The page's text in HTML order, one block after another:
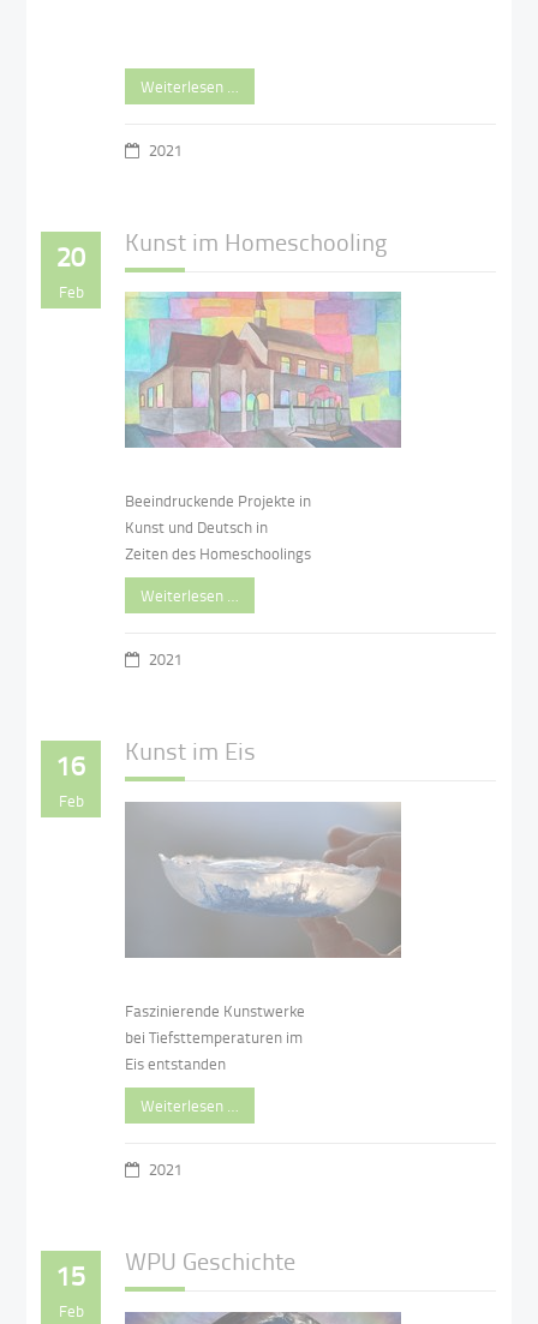
Weiterlesen …
2021
20
Feb
Kunst im Homeschooling
Beeindruckende Projekte in
Kunst und Deutsch in
Zeiten des Homeschoolings
Weiterlesen …
2021
16
Feb
Kunst im Eis
Faszinierende Kunstwerke
bei Tiefsttemperaturen im
Eis entstanden
Weiterlesen …
2021
15
Feb
WPU Geschichte